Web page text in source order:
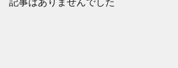
記事はありませんでした